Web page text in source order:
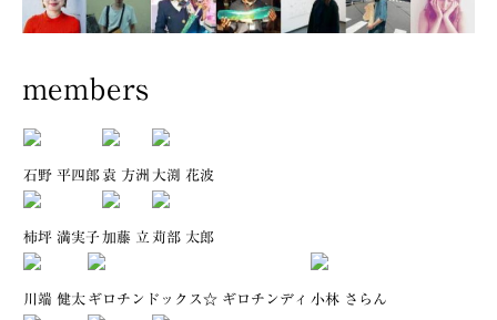
members
石野 平四郎 袁 方洲 大渕 花波
柿坪 満実子 加藤 立 苅部 太郎
川端 健太 ギロチンドックス☆ ギロチンディ 小林 さらん